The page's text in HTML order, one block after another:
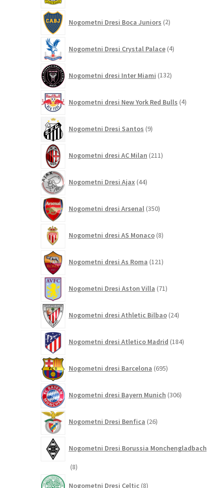
Nogometni Dresi Boca Juniors 2izdelka
Nogometni Dresi Crystal Palace 4izdelki
Nogometni dresi Inter Miami 132izdelkov
Nogometni dresi New York Red Bulls 4izdelki
Nogometni Dresi Santos 9izdelkov
Nogometni dresi AC Milan 211izdelkov
Nogometni Dresi Ajax 44izdelkov
Nogometni dresi Arsenal 350izdelkov
Nogometni dresi AS Monaco 8izdelkov
Nogometni dresi As Roma 121izdelkov
Nogometni Dresi Aston Villa 71izdelkov
Nogometni dresi Athletic Bilbao 24izdelkov
Nogometni dresi Atletico Madrid 184izdelkov
Nogometni dresi Barcelona 695izdelkov
Nogometni dresi Bayern Munich 306izdelkov
Nogometni Dresi Benfica 26izdelkov
Nogometni Dresi Borussia Monchengladbach
88
Nogometni Dresi Celtic 8